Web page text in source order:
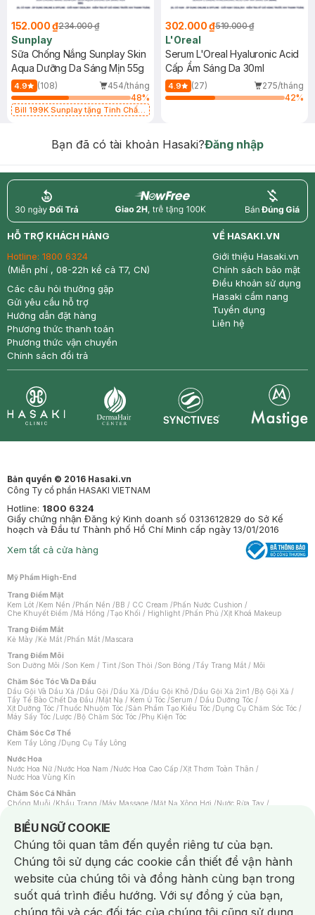
152.000 ₫234.000 ₫
Sunplay
Sữa Chống Nắng Sunplay Skin
Aqua Dưỡng Da Sáng Mịn 55g
4.9 (108)
454/tháng
48%
Bill 199K Sunplay tặng Tinh Chất
302.000 ₫519.000 ₫
L'Oreal
Serum L'Oreal Hyaluronic Acid
Cấp Ẩm Sáng Da 30ml
4.9 (27)
275/tháng
42%
Bạn đã có tài khoản Hasaki?Đăng nhập
return nowfree price
HỖ TRỢ KHÁCH HÀNG
Hotline: 1800 6324
(Miễn phí , 08-22h kể cả T7, CN)
Các câu hỏi thường gặp
Gửi yêu cầu hỗ trợ
Hướng dẫn đặt hàng
Phương thức thanh toán
Phương thức vận chuyển
Chính sách đổi trả
VỀ HASAKI.VN
Giới thiệu Hasaki.vn
Chính sách bảo mật
Điều khoản sử dụng
Hasaki cẩm nang
Tuyển dụng
Liên hệ
Bản quyền © 2016 Hasaki.vn
Công Ty cổ phần HASAKI VIETNAM
Hotline: 1800 6324
Giấy chứng nhận Đăng ký Kinh doanh số 0313612829 do Sở Kế
hoạch và Đầu tư Thành phố Hồ Chí Minh cấp ngày 13/01/2016
Xem tất cả cửa hàng
Mỹ Phẩm High-End
Trang Điểm Mặt
Kem Lót /Kem Nền /Phấn Nền /BB / CC Cream /Phấn Nước Cushion /
Che Khuyết Điểm /Má Hồng /Tạo Khối / Highlight /Phấn Phủ /Xịt Khoá Makeup
Trang Điểm Mắt
Kẻ Mày /Kẻ Mắt /Phấn Mắt /Mascara
Trang Điểm Môi
Son Dưỡng Môi /Son Kem / Tint /Son Thỏi /Son Bóng /Tẩy Trang Mắt / Môi
Chăm Sóc Tóc Và Da Đầu
Dầu Gội Và Dầu Xả /Dầu Gội /Dầu Xả /Dầu Gội Khô /Dầu Gội Xả 2in1 /Bộ Gội Xả /
Tẩy Tế Bào Chết Da Đầu /Mặt Nạ / Kem Ủ Tóc /Serum / Dầu Dưỡng Tóc /
Xịt Dưỡng Tóc /Thuốc Nhuộm Tóc /Sản Phẩm Tạo Kiểu Tóc /Dụng Cụ Chăm Sóc Tóc /
Máy Sấy Tóc /Lược /Bộ Chăm Sóc Tóc /Phụ Kiện Tóc
Chăm Sóc Cơ Thể
Kem Tẩy Lông /Dụng Cụ Tẩy Lông
Nước Hoa
Nước Hoa Nữ /Nước Hoa Nam /Nước Hoa Cao Cấp /Xịt Thơm Toàn Thân /
Nước Hoa Vùng Kín
Chăm Sóc Cá Nhân
Chống Muỗi /Khẩu Trang /Máy Massage /Mặt Nạ Xông Hơi /Nước Rửa Tay /
Hỗ Trợ Trắng Răng
Tăm / Chỉ Nha Khoa/Xịt Thơm Miệng
Băng Vệ Sinh Tampon
Máy Cạo Râu
Vấn Đề Về Da
Da Dầu / Lỗ Chân Lông To
Da Khô / Mất Nước
Da Nhạy Cảm / Kích Ứng/ Da Xỉn Màu/ Thâm / Nám / Tàn Nhang/
Quầng Thâm & Bọng Mắt
Sẹo
Dụng Cụ / Phụ Kiện Chăm Sóc Da
BIỂU NGỮ COOKIE
Notice about cookies usage
Chúng tôi quan tâm đến quyền riêng tư của bạn.
Chúng tôi sử dụng các cookie cần thiết để vận hành
website của chúng tôi và đồng hành cùng bạn trong
suốt quá trình điều hướng. Với sự đồng ý của bạn,
chúng tôi và các đối tác của chúng tôi cũng sử dụng